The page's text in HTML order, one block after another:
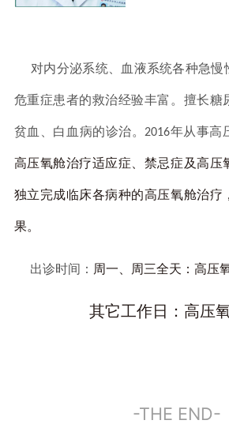
对内分泌系统、血液系统各种急慢
危重症患者的救治经验丰富。擅长糖
贫血、白血病的诊治。 2016年从事高
高压氧舱治疗适应症、禁忌症及高压
独立完成临床各病种的高压氧舱治疗
果。
出诊时间： 周一、周三全天：高压
其它工作日：高压氧
-THE END-